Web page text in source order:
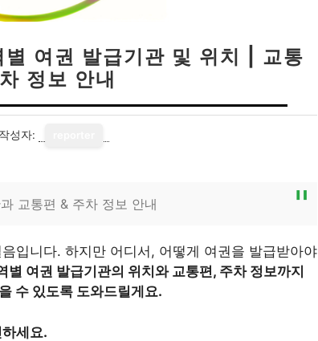
여권 발급기관 및 위치 | 교통
정보 안내
작성자:
교통편 & 주차 정보 안내
입니다. 하지만 어디서, 어떻게 여권을 발급받아야
별 여권 발급기관의 위치와 교통편, 주차 정보까지
수 있도록 도와드릴게요.
세요.